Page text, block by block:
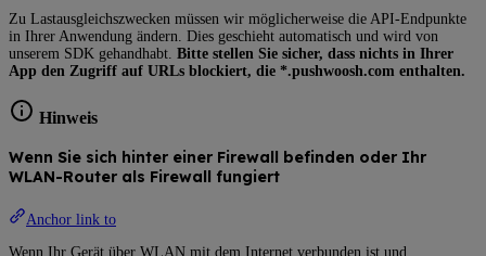
Zu Lastausgleichszwecken müssen wir möglicherweise die API-Endpunkte
in Ihrer Anwendung ändern. Dies geschieht automatisch und wird von
unserem SDK gehandhabt. Bitte stellen Sie sicher, dass nichts in Ihrer
App den Zugriff auf URLs blockiert, die *.pushwoosh.com enthalten.
Hinweis
Wenn Sie sich hinter einer Firewall befinden oder Ihr
WLAN-Router als Firewall fungiert
Anchor link to
Wenn Ihr Gerät über WLAN mit dem Internet verbunden ist und